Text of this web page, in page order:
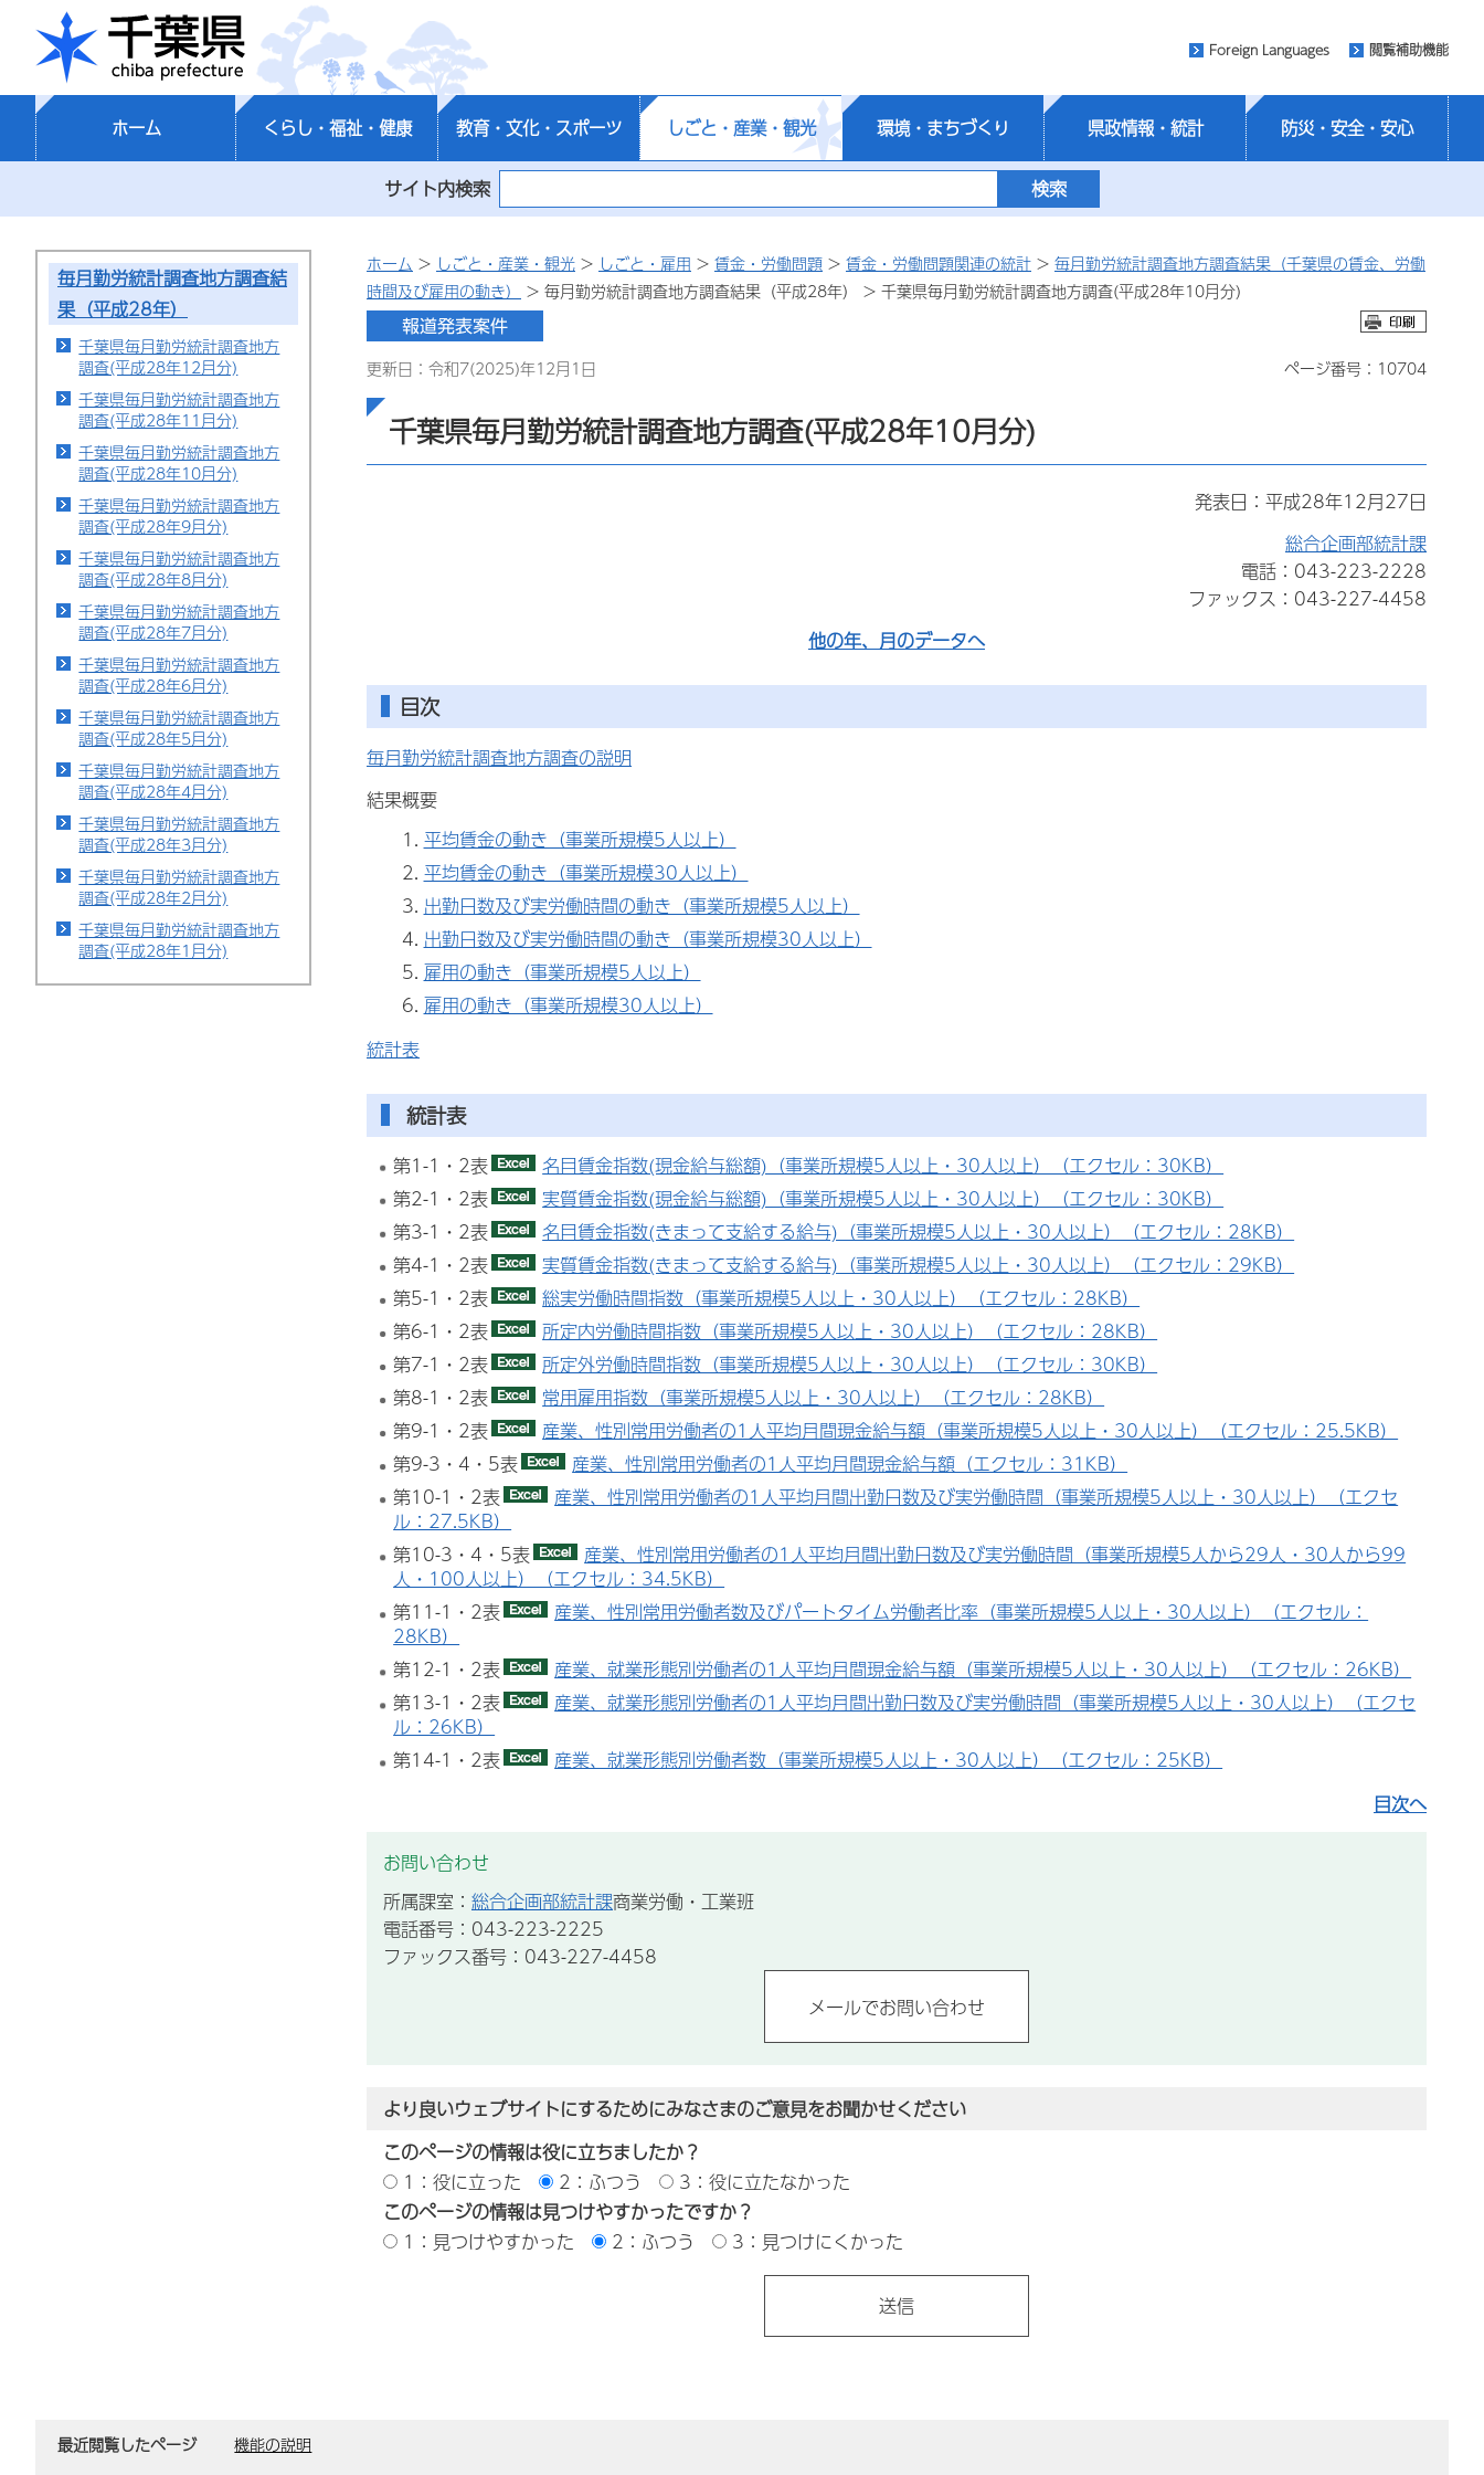
千葉県
Foreign Languages 閲覧補助機能
ホーム くらし・福祉・健康 教育・文化・スポーツ しごと・産業・観光 環境・まちづくり 県政情報・統計 防災・安全・安心
サイト内検索
毎月勤労統計調査地方調査結
果（平成28年）
千葉県毎月勤労統計調査地方
調査(平成28年12月分)
千葉県毎月勤労統計調査地方
調査(平成28年11月分)
千葉県毎月勤労統計調査地方
調査(平成28年10月分)
千葉県毎月勤労統計調査地方
調査(平成28年9月分)
千葉県毎月勤労統計調査地方
調査(平成28年8月分)
千葉県毎月勤労統計調査地方
調査(平成28年7月分)
千葉県毎月勤労統計調査地方
調査(平成28年6月分)
千葉県毎月勤労統計調査地方
調査(平成28年5月分)
千葉県毎月勤労統計調査地方
調査(平成28年4月分)
千葉県毎月勤労統計調査地方
調査(平成28年3月分)
千葉県毎月勤労統計調査地方
調査(平成28年2月分)
千葉県毎月勤労統計調査地方
調査(平成28年1月分)
ホーム > しごと・産業・観光 > しごと・雇用 > 賃金・労働問題 > 賃金・労働問題関連の統計 > 毎月勤労統計調査地方調査結果（千葉県の賃金、労働
時間及び雇用の動き）
> 毎月勤労統計調査地方調査結果（平成28年） > 千葉県毎月勤労統計調査地方調査(平成28年10月分)
更新日：令和7(2025)年12月1日 ページ番号：10704
千葉県毎月勤労統計調査地方調査(平成28年10月分)
発表日：平成28年12月27日
総合企画部統計課
電話：043-223-2228
ファックス：043-227-4458
他の年、月のデータへ
目次
毎月勤労統計調査地方調査の説明
結果概要
平均賃金の動き（事業所規模5人以上）
平均賃金の動き（事業所規模30人以上）
出勤日数及び実労働時間の動き（事業所規模5人以上）
出勤日数及び実労働時間の動き（事業所規模30人以上）
雇用の動き（事業所規模5人以上）
雇用の動き（事業所規模30人以上）
統計表
統計表
第1-1・2表
名目賃金指数(現金給与総額)（事業所規模5人以上・30人以上）（エクセル：30KB）
第2-1・2表
実質賃金指数(現金給与総額)（事業所規模5人以上・30人以上）（エクセル：30KB）
第3-1・2表
名目賃金指数(きまって支給する給与)（事業所規模5人以上・30人以上）（エクセル：28KB）
第4-1・2表
実質賃金指数(きまって支給する給与)（事業所規模5人以上・30人以上）（エクセル：29KB）
第5-1・2表
総実労働時間指数（事業所規模5人以上・30人以上）（エクセル：28KB）
第6-1・2表
所定内労働時間指数（事業所規模5人以上・30人以上）（エクセル：28KB）
第7-1・2表
所定外労働時間指数（事業所規模5人以上・30人以上）（エクセル：30KB）
第8-1・2表
常用雇用指数（事業所規模5人以上・30人以上）（エクセル：28KB）
第9-1・2表
産業、性別常用労働者の1人平均月間現金給与額（事業所規模5人以上・30人以上）（エクセル：25.5KB）
第9-3・4・5表
産業、性別常用労働者の1人平均月間現金給与額（エクセル：31KB）
第10-1・2表
産業、性別常用労働者の1人平均月間出勤日数及び実労働時間（事業所規模5人以上・30人以上）（エクセ
ル：27.5KB）
第10-3・4・5表
産業、性別常用労働者の1人平均月間出勤日数及び実労働時間（事業所規模5人から29人・30人から99
人・100人以上）（エクセル：34.5KB）
第11-1・2表
産業、性別常用労働者数及びパートタイム労働者比率（事業所規模5人以上・30人以上）（エクセル：
28KB）
第12-1・2表
産業、就業形態別労働者の1人平均月間現金給与額（事業所規模5人以上・30人以上）（エクセル：26KB）
第13-1・2表
産業、就業形態別労働者の1人平均月間出勤日数及び実労働時間（事業所規模5人以上・30人以上）（エクセ
ル：26KB）
第14-1・2表
産業、就業形態別労働者数（事業所規模5人以上・30人以上）（エクセル：25KB）
目次へ
お問い合わせ
所属課室： 総合企画部統計課商業労働・工業班
電話番号：043-223-2225
ファックス番号：043-227-4458
より良いウェブサイトにするためにみなさまのご意見をお聞かせください
このページの情報は役に立ちましたか？
1：役に立った
2：ふつう
3：役に立たなかった
このページの情報は見つけやすかったですか？
1：見つけやすかった
2：ふつう 3：見つけにくかった
最近閲覧したページ
機能の説明